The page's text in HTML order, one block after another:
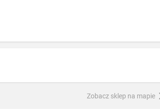
Zobacz sklep na mapie